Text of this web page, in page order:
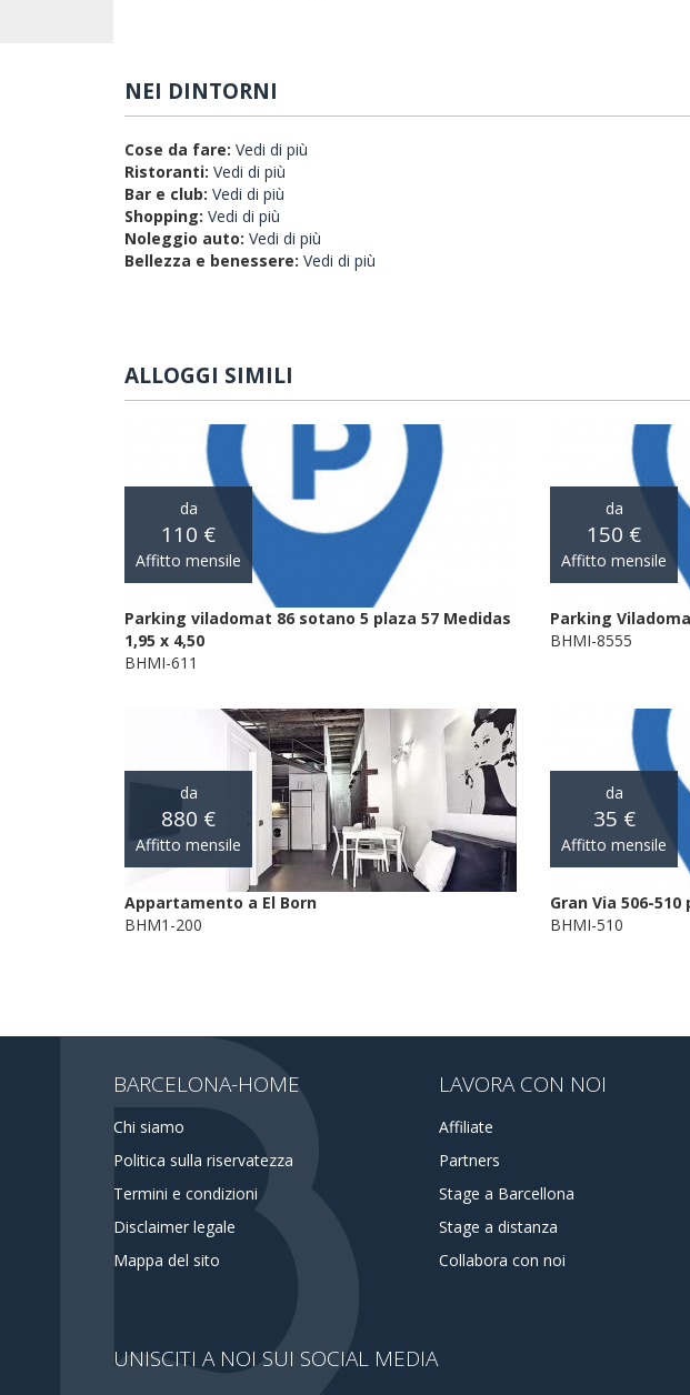
NEI DINTORNI
Cose da fare: Vedi di più
Ristoranti: Vedi di più
Bar e club: Vedi di più
Shopping: Vedi di più
Noleggio auto: Vedi di più
Bellezza e benessere: Vedi di più
ALLOGGI SIMILI
da
110 €
Affitto mensile
Parking viladomat 86 sotano 5 plaza 57 Medidas
1,95 x 4,50
BHMI-611
da
150 €
Affitto mensile
Parking
BHMI-8555
da
880 €
Affitto mensile
Appartamento a El Born
BHM1-200
da
35 €
Affitto mensile
Gran Via 506-
BHMI-510
BARCELONA-HOME
Chi siamo
Politica sulla riservatezza
Termini e condizioni
Disclaimer legale
Mappa del sito
LAVORA CON NOI
Affiliate
Partners
Stage a Barcellona
Stage a distanza
Collabora con noi
UNISCITI A NOI SUI SOCIAL MEDIA